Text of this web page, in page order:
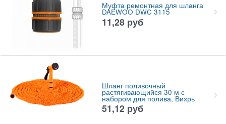
Муфта ремонтная для шланга
DAEWOO DWC 3115
11,28 руб
Шланг поливочный
растягивающийся 30 м с
набором для полива, Вихрь
51,12 руб